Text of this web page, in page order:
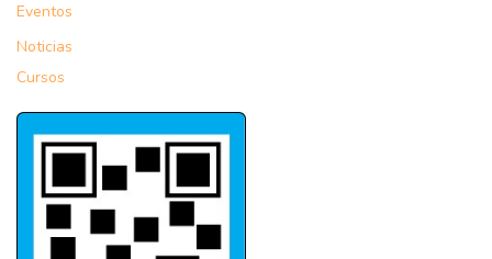
Eventos
Noticias
Cursos